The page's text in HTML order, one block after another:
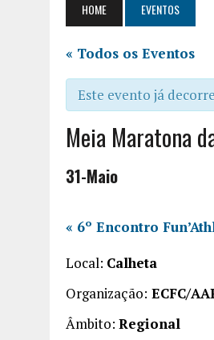
HOME EVENTOS
« Todos os Eventos
Este evento já
Meia Maratona
31-Maio
« 6º Encontro
Local: Calheta
Organização: ECFC/
Âmbito: Regional